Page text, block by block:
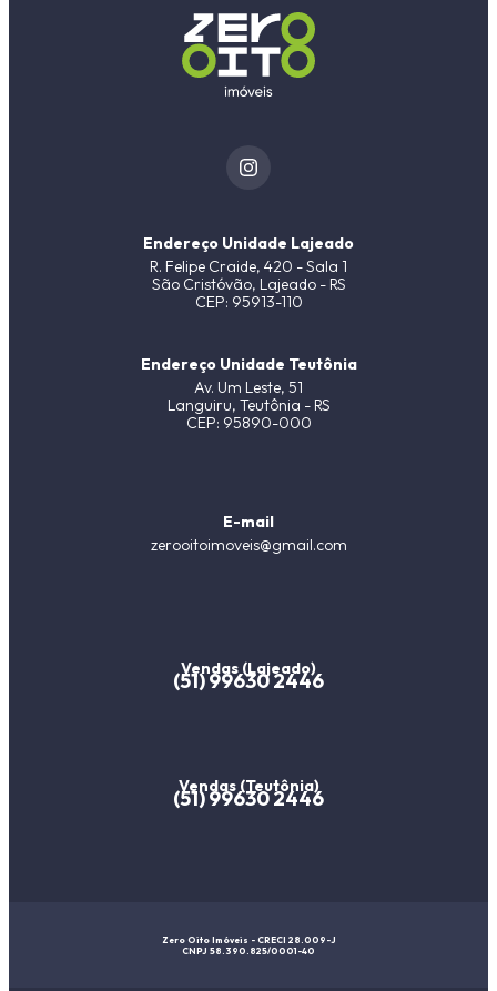
Endereço Unidade Lajeado
R. Felipe Craide, 420 - Sala 1
São Cristóvão, Lajeado - RS
CEP: 95913-110
Endereço Unidade Teutônia
Av. Um Leste, 51
Languiru, Teutônia - RS
CEP: 95890-000
E-mail
zerooitoimoveis@gmail.com
Vendas (Lajeado)
(51) 99630 2446
Vendas (Teutônia)
(51) 99630 2446
Zero Oito Imóveis - CRECI 28.009-J
CNPJ 58.390.825/0001-40